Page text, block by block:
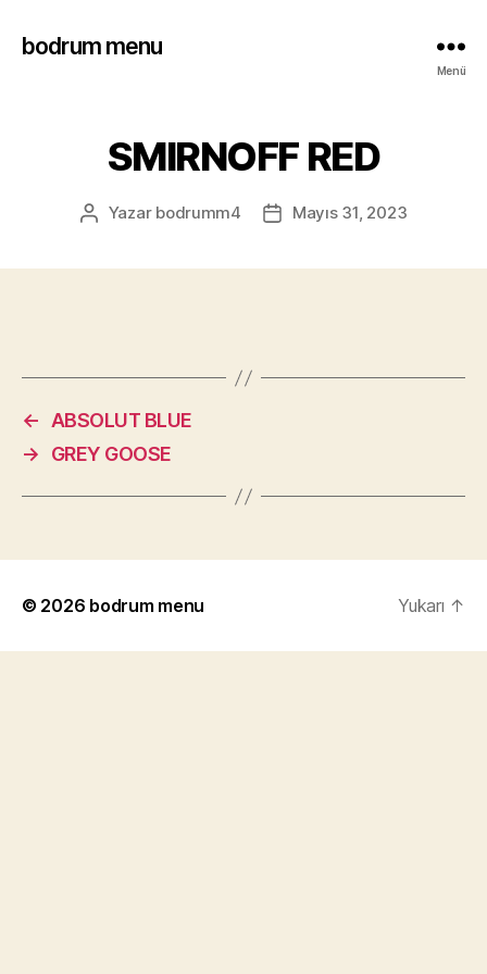
bodrum menu
Menü
SMIRNOFF RED
Yazar bodrumm4 Mayıs 31, 2023
←
ABSOLUT BLUE
→
GREY GOOSE
© 2026 bodrum menu Yukarı ↑